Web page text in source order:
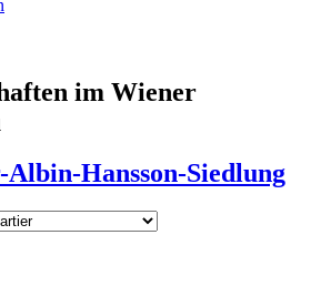
im Wiener
Hansson-Siedlung